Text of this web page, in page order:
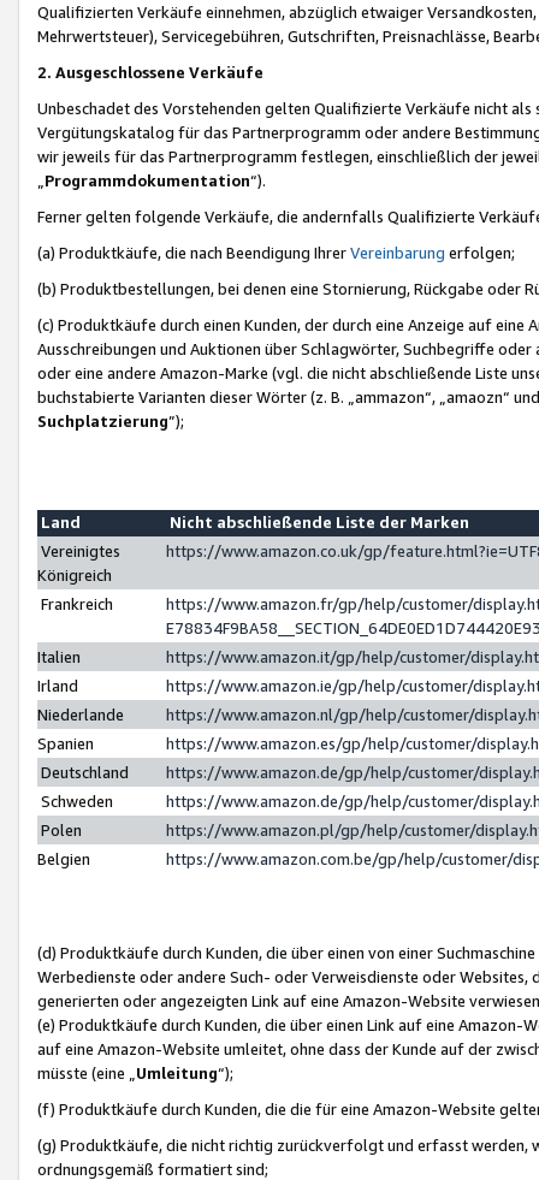
Qualifizierten Verkäufe einnehmen, abzüglich etwaiger
Mehrwertsteuer), Servicegebühren, Gutschriften, Preisnachlässe,
2. Ausgeschlossene Verkäufe
Unbeschadet des Vorstehenden gelten Qualifizierte Verkäufe nicht
Vergütungskatalog für das Partnerprogramm oder andere
wir jeweils für das Partnerprogramm festlegen, einschließlich der
Programmdokumentation“).
Ferner gelten folgende Verkäufe, die andernfalls Qualifizierte
(a) Produktkäufe, die nach Beendigung IhrerVereinbarung erfolgen;
(b) Produktbestellungen, bei denen eine Stornierung, Rückgabe oder
(c) Produktkäufe durch einen Kunden, der durch eine Anzeige auf
Ausschreibungen und Auktionen über Schlagwörter, Suchbegriffe
oder eine andere Amazon-Marke (vgl. die nicht abschließende Liste
buchstabierte Varianten dieser Wörter (z. B. „ammazon“, „amaozn“
Suchplatzierung”);
Land
Nicht abschließende Liste der Marken
Vereinigtes
Königreich
https://www.amazon.co.uk/gp/
Frankreich
https://www.amazon.fr/gp/help/customer/
Italien
https://www.amazon.it/gp/help/customer/
Irland
https://www.amazon.ie/gp/help/customer/
Niederlande
https://www.amazon.nl/gp/help/customer/
Spanien
https://www.amazon.es/gp/help/customer/
Deutschland
https://www.amazon.de/gp/help/customer/
Schweden
https://www.amazon.de/gp/help/customer/
Polen
https://www.amazon.pl/gp/help/customer/
Belgien
https://www.amazon.com.be/gp/help/customer/
(d) Produktkäufe durch Kunden, die über einen von einer
Werbedienste oder andere Such- oder Verweisdienste oder Websites,
generierten oder angezeigten Link auf eine Amazon-Website
(e) Produktkäufe durch Kunden, die über einen Link auf eine
auf eine Amazon-Website umleitet, ohne dass der Kunde auf der
müsste (eine „ Umleitung“);
(f) Produktkäufe durch Kunden, die die für eine Amazon-Website
(g) Produktkäufe, die nicht richtig zurückverfolgt und erfasst werden,
ordnungsgemäß formatiert sind;